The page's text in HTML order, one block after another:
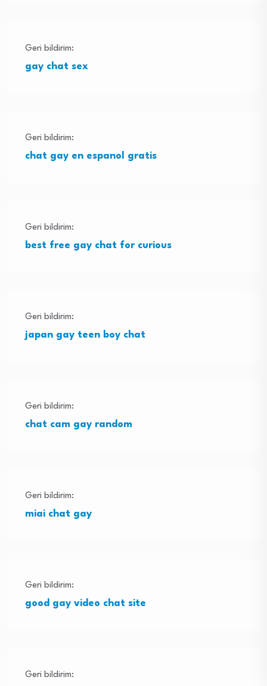
Geri bildirim:
gay chat sex
Geri bildirim:
chat gay en espanol gratis
Geri bildirim:
best free gay chat for curious
Geri bildirim:
japan gay teen boy chat
Geri bildirim:
chat cam gay random
Geri bildirim:
miai chat gay
Geri bildirim:
good gay video chat site
Geri bildirim: